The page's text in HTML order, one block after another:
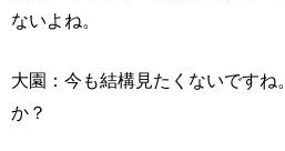
ないよね。
大園：今も結構見たくないですね
か？